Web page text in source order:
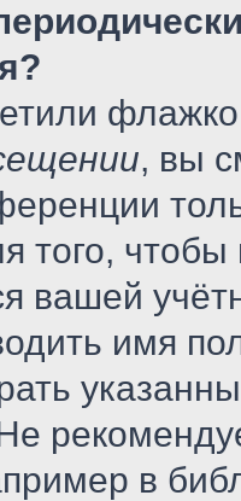
, вы
того, чтобы
вашей
имя
в